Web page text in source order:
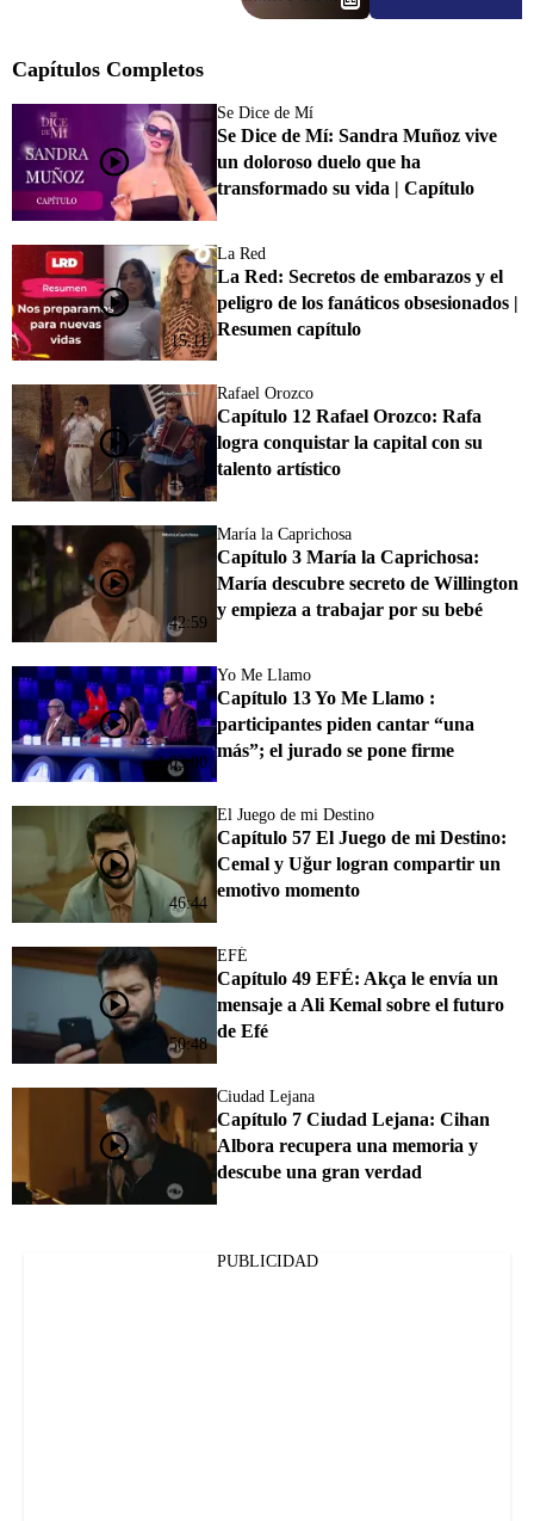
Capítulos Completos
Se Dice de Mí
Se Dice de Mí: Sandra Muñoz vive
un doloroso duelo que ha
transformado su vida | Capítulo
15:11
La Red
La Red: Secretos de embarazos y el
peligro de los fanáticos obsesionados |
Resumen capítulo
43:12
Rafael Orozco
Capítulo 12 Rafael Orozco: Rafa
logra conquistar la capital con su
talento artístico
42:59
María la Caprichosa
Capítulo 3 María la Caprichosa:
María descubre secreto de Willington
y empieza a trabajar por su bebé
1:03:00
Yo Me Llamo
Capítulo 13 Yo Me Llamo :
participantes piden cantar “una
más”; el jurado se pone firme
46:44
El Juego de mi Destino
Capítulo 57 El Juego de mi Destino:
Cemal y Uğur logran compartir un
emotivo momento
50:48
EFÉ
Capítulo 49 EFÉ: Akça le envía un
mensaje a Ali Kemal sobre el futuro
de Efé
Ciudad Lejana
Capítulo 7 Ciudad Lejana: Cihan
Albora recupera una memoria y
descube una gran verdad
PUBLICIDAD